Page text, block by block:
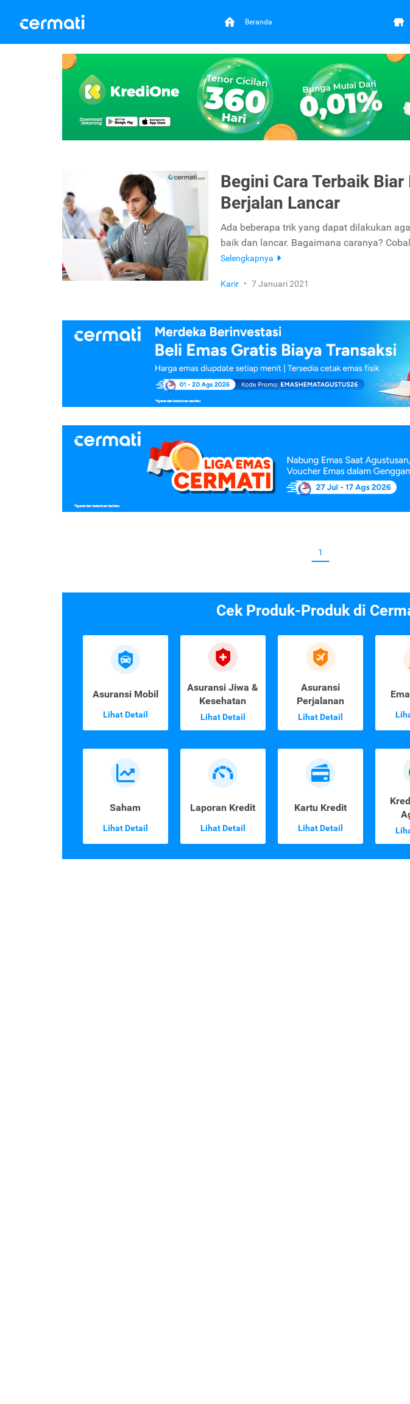
Beranda
Begini Cara Terbaik Biar
Berjalan Lancar
Ada beberapa trik yang dapat dilakukan
baik dan lancar. Bagaimana caranya?
Selengkapnya
Karir • 7 Januari 2021
1
Cek Produk-Produk di
Asuransi Mobil
Lihat Detail
Asuransi Jiwa &
Kesehatan
Lihat Detail
Asuransi
Perjalanan
Lihat Detail
Saham
Lihat Detail
Laporan Kredit
Lihat Detail
Kartu Kredit
Lihat Detail